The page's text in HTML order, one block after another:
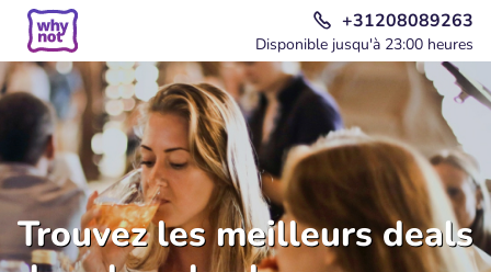
+31208089263
Disponible jusqu'à 23:00 heures
Trouvez les meilleurs deals